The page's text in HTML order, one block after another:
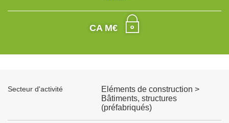
CA M€
Secteur d'activité
Eléments de construction >
Bâtiments, structures
(préfabriqués)